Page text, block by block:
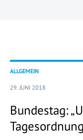
ALLGEMEIN
29. JUNI 2018
Bundestag:
Tagesordnung